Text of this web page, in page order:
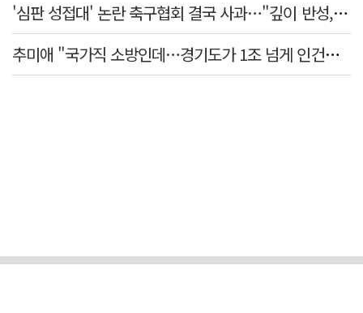
'심판 성접대' 논란 축구협회 결국 사과…"깊이 반성, 쇄신하겠다"
추미애 "국가직 소방인데…경기도가 1조 넘게 인건비 대납"